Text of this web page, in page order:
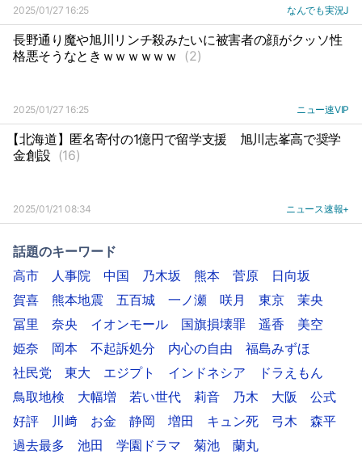
2025/01/27 16:25 なんでも実況J
長野通り魔や旭川リンチ殺みたいに被害者の顔がクッソ性
格悪そうなときｗｗｗｗｗｗ (2)
2025/01/27 16:25 ニュー速VIP
【北海道】匿名寄付の1億円で留学支援
旭川志峯高で奨学
金創設 (16)
2025/01/21 08:34 ニュース速報+
話題のキーワード
高市
人事院 中国 乃木坂 熊本 菅原
日向坂
賀喜
熊本地震 五百城 一ノ瀬 咲月 東京
茉央
冨里
奈央 イオンモール 国旗損壊罪 遥香
美空
姫奈
岡本 不起訴処分 内心の自由
福島みずほ
社民党
東大 エジプト インドネシア
ドラえもん
鳥取地検
大幅増 若い世代 莉音 乃木 大阪
公式
好評
川﨑 お金 静岡 増田 キュン死 弓木
森平
過去最多
池田 学園ドラマ 菊池 蘭丸